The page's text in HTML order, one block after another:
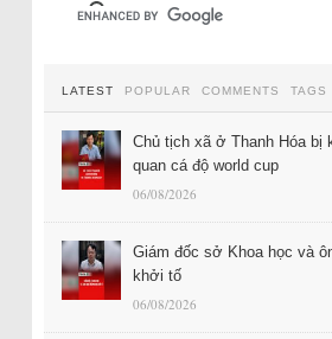
LATEST POPULAR COMMENTS TAGS
Chủ tịch xã ở Thanh Hóa bị
quan cá độ world cup
06/08/2026
Giám đốc sở Khoa học và
khởi tố
06/08/2026